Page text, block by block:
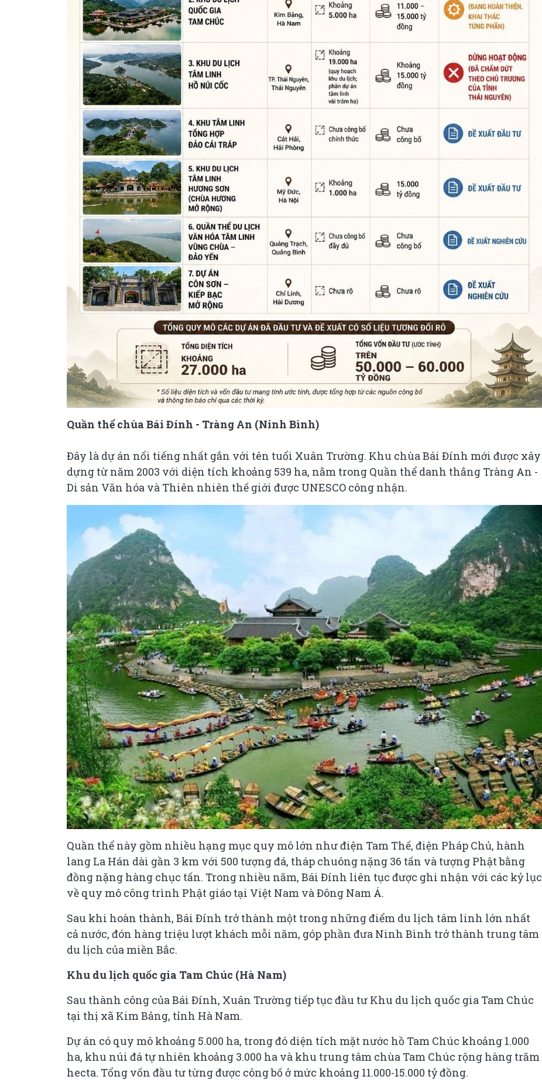
Quần thể chùa Bái Đính - Tràng An (Ninh Bình)
Đây là dự án nổi tiếng nhất gắn với tên tuổi Xuân Trường. Khu chùa Bái Đính mới được xây
dựng từ năm 2003 với diện tích khoảng 539 ha, nằm trong Quần thể danh thắng Tràng An -
Di sản Văn hóa và Thiên nhiên thế giới được UNESCO công nhận.
Quần thể này gồm nhiều hạng mục quy mô lớn như điện Tam Thế, điện Pháp Chủ, hành
lang La Hán dài gần 3 km với 500 tượng đá, tháp chuông nặng 36 tấn và tượng Phật bằng
đồng nặng hàng chục tấn. Trong nhiều năm, Bái Đính liên tục được ghi nhận với các kỷ lục
về quy mô công trình Phật giáo tại Việt Nam và Đông Nam Á.
Sau khi hoàn thành, Bái Đính trở thành một trong những điểm du lịch tâm linh lớn nhất
cả nước, đón hàng triệu lượt khách mỗi năm, góp phần đưa Ninh Bình trở thành trung tâm
du lịch của miền Bắc.
Khu du lịch quốc gia Tam Chúc (Hà Nam)
Sau thành công của Bái Đính, Xuân Trường tiếp tục đầu tư Khu du lịch quốc gia Tam Chúc
tại thị xã Kim Bảng, tỉnh Hà Nam.
Dự án có quy mô khoảng 5.000 ha, trong đó diện tích mặt nước hồ Tam Chúc khoảng 1.000
ha, khu núi đá tự nhiên khoảng 3.000 ha và khu trung tâm chùa Tam Chúc rộng hàng trăm
hecta. Tổng vốn đầu tư từng được công bố ở mức khoảng 11.000-15.000 tỷ đồng.